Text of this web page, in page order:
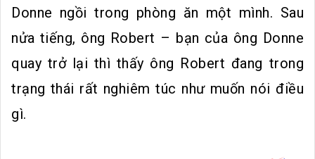
Donne ngồi trong phòng ăn một mình. Sau
nửa tiếng, ông Robert – bạn của ông Donne
quay trở lại thì thấy ông Robert đang trong
trạng thái rất nghiêm túc như muốn nói điều
gì.